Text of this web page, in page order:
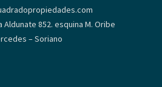
Aldunate 852. esquina M. Oribe
– Soriano